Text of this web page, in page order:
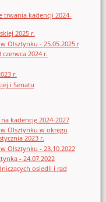
trwania kadencji 2024-
2025 r.
Olsztynku - 25.05.2025 r
2024 r.
r.
i Senatu
kadencję 2024-2027
Olsztynku w okręgu
2023 r.
Olsztynku - 23.10.2022
- 24.07.2022
osiedli i rad